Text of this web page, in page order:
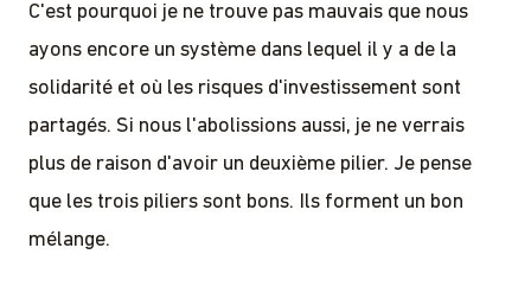
C'est pourquoi je ne trouve pas mauvais que nous
ayons encore un système dans lequel il y a de la
solidarité et où les risques d'investissement sont
partagés. Si nous l'abolissions aussi, je ne verrais
plus de raison d'avoir un deuxième pilier. Je pense
que les trois piliers sont bons. Ils forment un bon
mélange.